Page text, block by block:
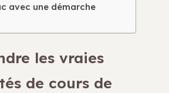
avec une démarche
les vraies
de cours de